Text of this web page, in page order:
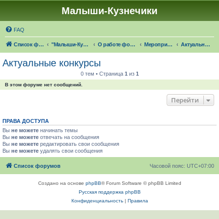
Малыши-Кузнечики
FAQ
Список форумов "Малыши-Кузнечики" (18+) О работе форума "Малыши-Кузнечики" Мероприятия и конкурсы от форума Актуальные конкурсы
Актуальные конкурсы
0 тем • Страница 1 из 1
В этом форуме нет сообщений.
Перейти
ПРАВА ДОСТУПА
Вы не можете начинать темы
Вы не можете отвечать на сообщения
Вы не можете редактировать свои сообщения
Вы не можете удалять свои сообщения
Список форумов Часовой пояс: UTC+07:00
Создано на основе phpBB® Forum Software © phpBB Limited
Русская поддержка phpBB
Конфиденциальность| Правила